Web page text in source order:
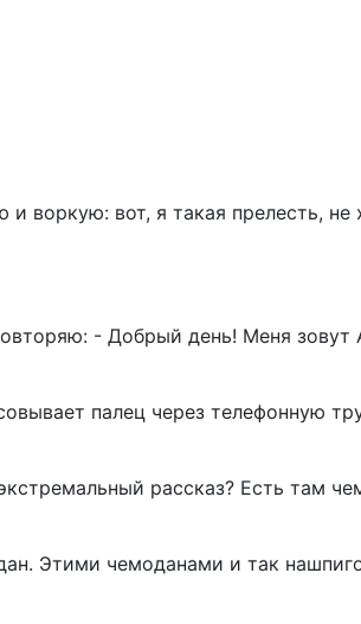
воркую: вот, я такая прелесть, не
- Добрый день! Меня зовут
палец через телефонную
рассказ? Есть там
Этими чемоданами и так